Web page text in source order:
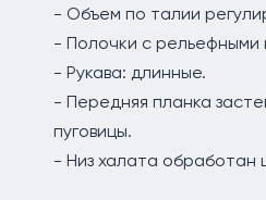
- Объем по талии
- Полочки с рельефными
- Рукава: длинные.
- Передняя планка
пуговицы.
- Низ халата обработан